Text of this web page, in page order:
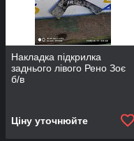
Накладка підкрилка
заднього лівого Рено Зоє
б/в
Ціну уточнюйте